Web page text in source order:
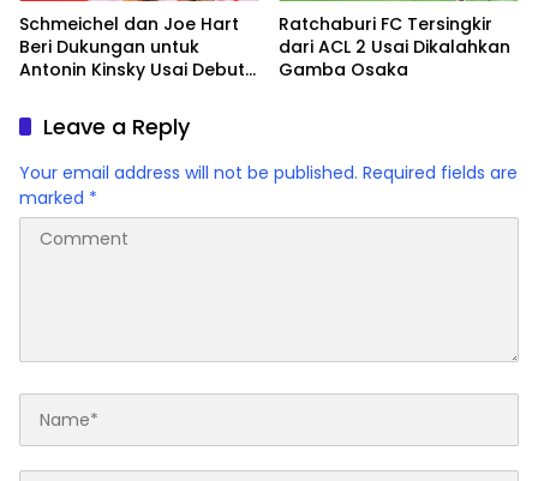
Schmeichel dan Joe Hart
Beri Dukungan untuk
Antonin Kinsky Usai Debut
Ratchaburi FC Tersingkir
dari ACL 2 Usai Dikalahkan
Gamba Osaka
Leave a Reply
Your email address will not be published. Required fields are
marked *